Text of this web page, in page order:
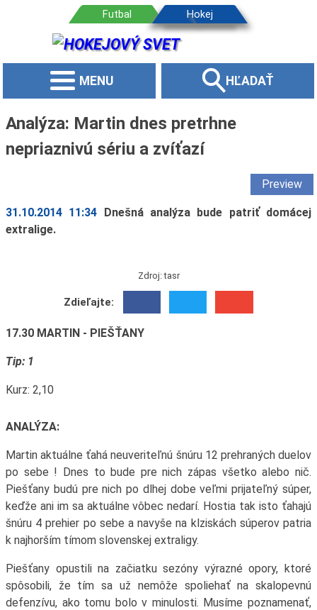
MENU HĽADAŤ
Analýza: Martin dnes pretrhne
nepriaznivú sériu a zvíťazí
Preview
31.10.2014 11:34 Dnešná analýza bude patriť domácej
extralige.
Zdroj: tasr
Zdieľajte:
17.30 MARTIN - PIEŠŤANY
Tip: 1
Kurz: 2,10
ANALÝZA:
Martin aktuálne ťahá neuveriteľnú šnúru 12 prehraných duelov
po sebe ! Dnes to bude pre nich zápas všetko alebo nič.
Piešťany budú pre nich po dlhej dobe veľmi prijateľný súper,
keďže ani im sa aktuálne vôbec nedarí. Hostia tak isto ťahajú
šnúru 4 prehier po sebe a navyše na klziskách súperov patria
k najhorším tímom slovenskej extraligy.
Piešťany opustili na začiatku sezóny výrazné opory, ktoré
spôsobili, že tím sa už nemôže spoliehať na skalopevnú
defenzívu, ako tomu bolo v minulosti. Musíme poznamenať,